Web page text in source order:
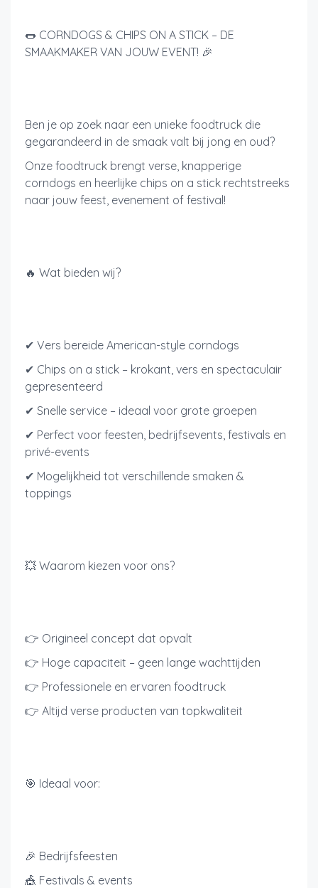
🌭 CORNDOGS & CHIPS ON A STICK – DE
SMAAKMAKER VAN JOUW EVENT! 🎉
Ben je op zoek naar een unieke foodtruck die
gegarandeerd in de smaak valt bij jong en oud?
Onze foodtruck brengt verse, knapperige
corndogs en heerlijke chips on a stick rechtstreeks
naar jouw feest, evenement of festival!
🔥 Wat bieden wij?
✔ Vers bereide American-style corndogs
✔ Chips on a stick – krokant, vers en spectaculair
gepresenteerd
✔ Snelle service – ideaal voor grote groepen
✔ Perfect voor feesten, bedrijfsevents, festivals en
privé-events
✔ Mogelijkheid tot verschillende smaken &
toppings
💥 Waarom kiezen voor ons?
👉 Origineel concept dat opvalt
👉 Hoge capaciteit – geen lange wachttijden
👉 Professionele en ervaren foodtruck
👉 Altijd verse producten van topkwaliteit
🎯 Ideaal voor:
🎉 Bedrijfsfeesten
🎪 Festivals & events